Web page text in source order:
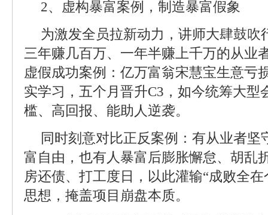
2、虚构暴富案例，制造暴富假象
为激发全员拉新动力，讲师大肆鼓吹
三年赚几百万、一年半赚上千万的从业
虚假成功案例：亿万富翁宋慧宝生意亏
实学习，五个月晋升C3，如今统筹大型
槛、高回报、能助人逆袭。
同时刻意对比正反案例：有从业者坚
富自由，也有人暴富后膨胀懈怠、胡乱
房还债、打工度日，以此灌输“成败全
思想，掩盖项目崩盘本质。